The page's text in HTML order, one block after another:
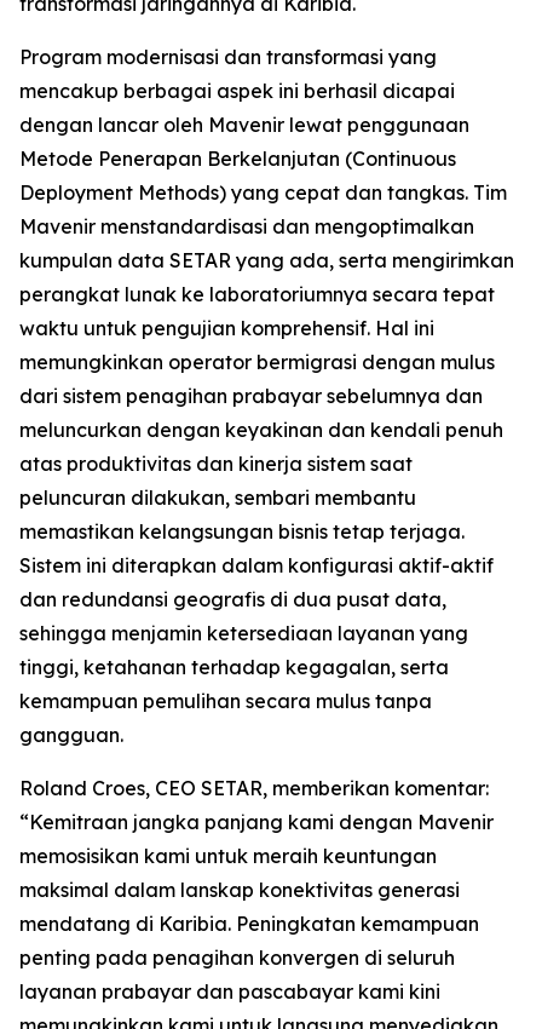
Program modernisasi dan transformasi yang
mencakup berbagai aspek ini berhasil dicapai
dengan lancar oleh Mavenir lewat penggunaan
Metode Penerapan Berkelanjutan (Continuous
Deployment Methods) yang cepat dan tangkas. Tim
Mavenir menstandardisasi dan mengoptimalkan
kumpulan data SETAR yang ada, serta mengirimkan
perangkat lunak ke laboratoriumnya secara tepat
waktu untuk pengujian komprehensif. Hal ini
memungkinkan operator bermigrasi dengan mulus
dari sistem penagihan prabayar sebelumnya dan
meluncurkan dengan keyakinan dan kendali penuh
atas produktivitas dan kinerja sistem saat
peluncuran dilakukan, sembari membantu
memastikan kelangsungan bisnis tetap terjaga.
Sistem ini diterapkan dalam konfigurasi aktif-aktif
dan redundansi geografis di dua pusat data,
sehingga menjamin ketersediaan layanan yang
tinggi, ketahanan terhadap kegagalan, serta
kemampuan pemulihan secara mulus tanpa
gangguan.
Roland Croes, CEO SETAR, memberikan komentar:
“Kemitraan jangka panjang kami dengan Mavenir
memosisikan kami untuk meraih keuntungan
maksimal dalam lanskap konektivitas generasi
mendatang di Karibia. Peningkatan kemampuan
penting pada penagihan konvergen di seluruh
layanan prabayar dan pascabayar kami kini